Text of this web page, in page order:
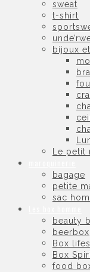
sweat
t-shirt
bijoux
Le petit
bagage
petite
sac
beauty
beerbox
Box
Box
food